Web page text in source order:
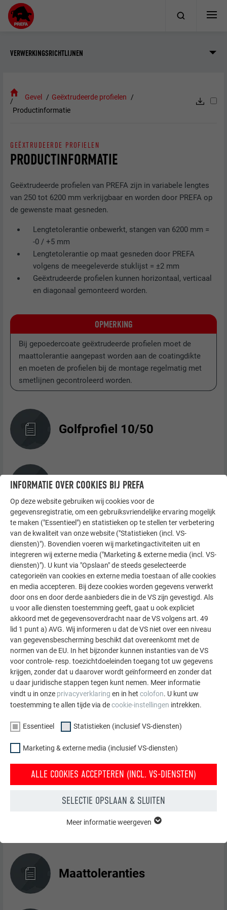
VERWERKINGSRICHTLIJNEN
Gevel
Geëxtrudeerde profielen
Productinformatie
PRODUCTINFORMATIE
GEËXTRUDEERDE PROFIELEN
Geëxtrudeerde profielen van PREFA zijn in variabele lengtes
van 250 tot 6200 mm verkrijgbaar en worden door PREFA op
de gewenste maat gesneden.
Lengtetolerantie onbewerkt, stangen van 6200 mm =
-0 / +5 mm
Lengtetolerantie op maat gesneden door PREFA
volgens de meegeleverde stuklijst = ±2 mm
Geëxtrudeerde profielen kunnen horizontaal, verticaal
en diagonaal gemonteerd worden.
OPMERKING
Bij gepoedercoate geëxtrudeerde profielen moet de
maattolerantie aangepast worden aan de coatingdikte
en moeten de profielen bij de montage regelmatig met
smetlijnen gecontroleerd worden.
Golfprofiel 10/50
Golfprofiel 22/100
Golfprofiel 34/100
Golfprofiel 44/200
Kartelprofiel 18/40
Kartelprofiel 29/33
Materiaal
Brandprestatie
Maattoleranties
INFORMATIE OVER COOKIES BIJ PREFA
Op deze website gebruiken wij cookies voor de
gegevensregistratie, om een gebruiksvriendelijke ervaring mogelijk
te maken ("Essentieel") en statistieken op te stellen ter verbetering
van de kwaliteit van onze website ("Statistieken (incl. VS-
diensten)"). Bovendien voeren wij marketingactiviteiten uit en
integreren wij externe media ("Marketing & externe media (incl. VS-
diensten)"). U kunt via "Opslaan" de steeds geselecteerde
categorieën van cookies en externe media toestaan of alle cookies
en media accepteren. Bij deze cookies worden gegevens verwerkt
door ons en door derde aanbieders die in de VS zijn gevestigd. Als
u voor alle diensten toestemming geeft, gaat u ook expliciet
akkoord met de gegevensoverdracht naar de VS volgens art. 49
lid 1 punt a) AVG. Wij informeren u dat de VS niet over een niveau
van gegevensbescherming beschikt dat overeenkomt met de
normen van de EU. In het bijzonder kunnen instanties van de VS
voor controle- resp. toezichtdoeleinden toegang tot uw gegevens
krijgen, zonder dat u daarover wordt geïnformeerd en zonder dat
u daar juridische stappen tegen kunt nemen. Meer informatie
vindt u in onze privacyverklaring en in het colofon. U kunt uw
toestemming te allen tijde via decookie-instellingen intrekken.
Essentieel Statistieken (inclusief VS-diensten)
Marketing & externe media (inclusief VS-diensten)
ALLE COOKIES ACCEPTEREN (INCL. VS-DIENSTEN)
SELECTIE OPSLAAN & SLUITEN
onberispelijk werkt.
NAAM PHPSESSID
Cookie-informatie weergeven
Meer informatie weergeven